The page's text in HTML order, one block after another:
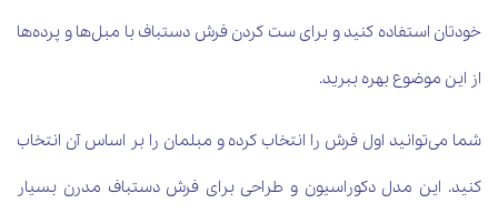
خودتان استفاده کنید و برای ست کردن فرش دستباف با مبل‌ها و پرده‌ها
از این موضوع بهره ببرید.
شما می‌توانید اول فرش را انتخاب کرده و مبلمان را بر اساس آن انتخاب
کنید. این مدل دکوراسیون و طراحی برای فرش دستباف مدرن بسیار